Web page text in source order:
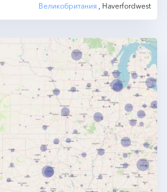
Великобритания , Haverfordwest